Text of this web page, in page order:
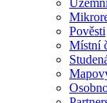
Pověsti
Místní